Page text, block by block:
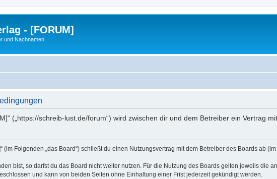
- [FORUM]
und Nachnamen
(„https://schreib-lust.de/forum“) wird zwischen dir und dem Betreiber ein Vertrag
(im Folgenden „das Board“) schließt du einen Nutzungsvertrag mit dem Betreiber des Boards ab
bist, so darfst du das Board nicht weiter nutzen. Für die Nutzung des Boards gelten jeweils die
und kann von beiden Seiten ohne Einhaltung einer Frist jederzeit gekündigt werden.